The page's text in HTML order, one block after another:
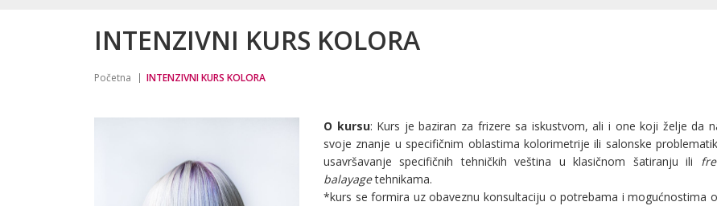
INTENZIVNI KURS KOLORA
Početna INTENZIVNI KURS KOLORA
O kursu: Kurs je baziran za frizere sa iskustvom, ali i one koji želje da
svoje znanje u specifičnim oblastima kolorimetrije ili salonske
usavršavanje specifičnih tehničkih veština u klasičnom šatiranju ili
balayagetehnikama.
*kurs se formira uz obaveznu konsultaciju o potrebama i mogućnostima